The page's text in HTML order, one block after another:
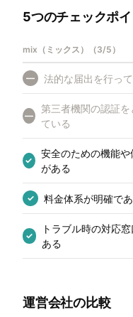
5つのチェックポ
mix（ミックス） （3/5 ）
— 法的な届出を行っ
—
第三者機関の認証を
ている
✓
安全のための機能や
がある
✓ 料金体系が明確で
✓
トラブル時の対応
ある
運営会社の比較